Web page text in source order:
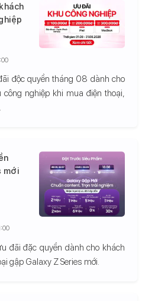
độc quyền tháng 08 dành cho
nghiệp khi mua điện thoại,
mới
đãi đặc quyền dành cho khách
gập Galaxy Z Series mới.